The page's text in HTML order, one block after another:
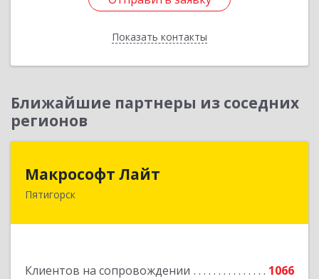
Показать контакты
Назад
Ближайшие партнеры из соседних
регионов
Макрософт Лайт
Пятигорск
Клиентов на сопровождении
1066
357501, Ставропольский край, Пятигорск г,